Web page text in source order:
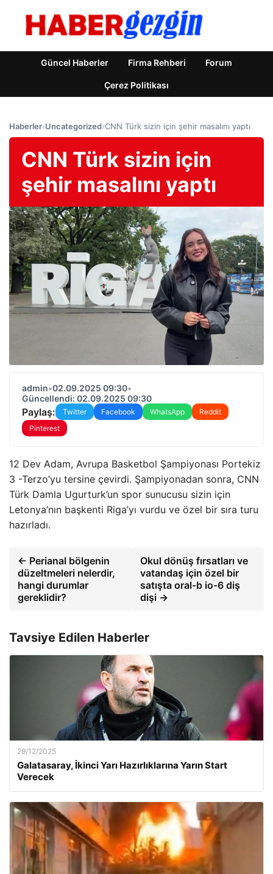
Güncel Haberler Firma Rehberi Forum
Çerez Politikası
Haberler›Uncategorized›CNN Türk sizin için şehir masalını yaptı
CNN Türk sizin için
şehir masalını yaptı
admin•02.09.2025 09:30•
Güncellendi: 02.09.2025 09:30
Paylaş: Twitter Facebook WhatsApp
Reddit
Pinterest
12 Dev Adam, Avrupa Basketbol Şampiyonası Portekiz
3 -Terzo’yu tersine çevirdi. Şampiyonadan sonra, CNN
Türk Damla Ugurturk’un spor sunucusu sizin için
Letonya’nın başkenti Riga’yı vurdu ve özel bir sıra turu
hazırladı.
← Perianal bölgenin
düzeltmeleri nelerdir,
hangi durumlar
gereklidir?
Okul dönüş fırsatları ve
vatandaş için özel bir
satışta oral-b io-6 diş
dişi →
Tavsiye Edilen Haberler
29/12/2025
Galatasaray, İkinci Yarı Hazırlıklarına Yarın Start
Verecek